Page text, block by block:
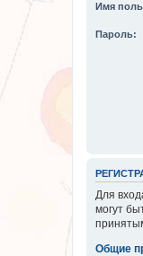
Имя
Пароль:
Для
могут
Общие